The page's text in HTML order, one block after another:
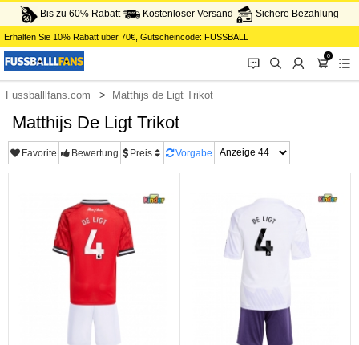
Bis zu 60% Rabatt Kostenloser Versand Sichere Bezahlung
Erhalten Sie 10% Rabatt über 70€ , Gutscheincode: FUSSBALL
󰂱 󰂨 󰃳
0
󰃦 󰃖
Fussballlfans.com Matthijs de Ligt Trikot
Matthijs De Ligt Trikot
Favorite Bewertung Preis Vorgabe